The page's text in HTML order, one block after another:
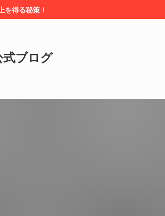
を得る秘策！
式ブログ